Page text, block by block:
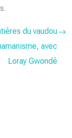
du vaudou
avec
Loray Gwondé